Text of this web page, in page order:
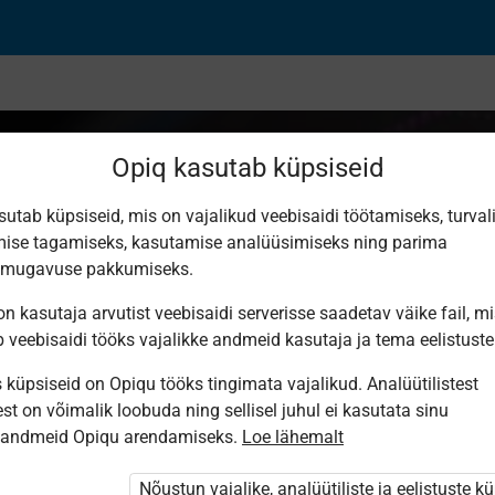
движения на
и
Opiq kasutab küpsiseid
küpsiseid, mis on vajalikud veebisaidi töötamiseks,
tagamiseks, kasutamise analüüsimiseks ning parima
pakkumiseks.
kasutaja arvutist veebisaidi serverisse saadetav väike fail,
veebisaidi tööks vajalikke andmeid kasutaja ja tema
küpsiseid on Opiqu tööks tingimata vajalikud. Analüütilistest
on võimalik loobuda ning sellisel juhul ei kasutata sinu
Opiqu arendamiseks. Loe lähemalt
Nõustun vajalike, analüütiliste ja eelistuste